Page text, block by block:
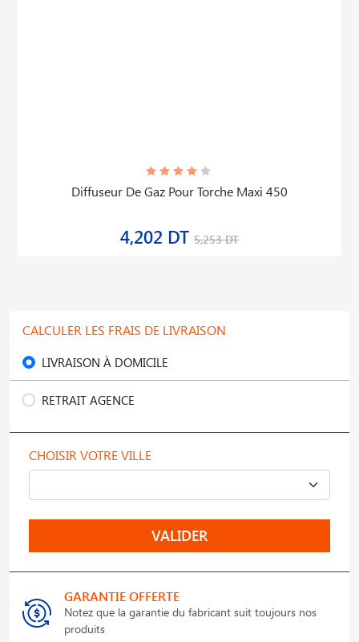
Diffuseur De Gaz Pour Torche Maxi 450
4,202 DT 5,253 DT
CALCULER LES FRAIS DE LIVRAISON
LIVRAISON À DOMICILE
RETRAIT AGENCE
CHOISIR VOTRE VILLE
VALIDER
GARANTIE OFFERTE
Notez que la garantie du fabricant suit toujours nos
produits